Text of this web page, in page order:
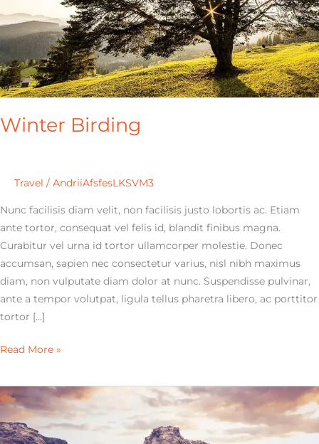
Winter Birding
Travel / AndriiAfsfesLKSVM3
Nunc facilisis diam velit, non facilisis justo lobortis ac. Etiam
ante tortor, consequat vel felis id, blandit finibus magna.
Curabitur vel urna id tortor ullamcorper molestie. Donec
accumsan, sapien nec consectetur varius, nisl nibh maximus
diam, non vulputate diam dolor at nunc. Suspendisse pulvinar,
ante a tempor volutpat, ligula tellus pharetra libero, ac porttitor
tortor […]
Read More »
Cold
Moon
at